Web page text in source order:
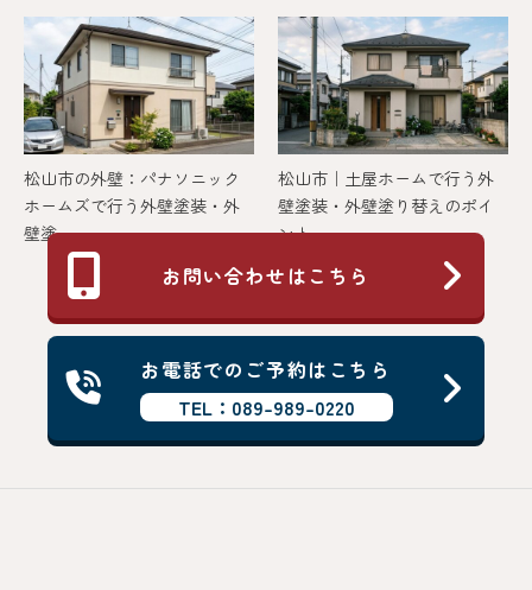
松山市の外壁：パナソニック
ホームズで行う外壁塗装・外
壁塗...
松山市｜土屋ホームで行う外
壁塗装・外壁塗り替えのポイ
ント...
お問い合わせはこちら
お電話でのご予約はこちら
TEL：089-989-0220